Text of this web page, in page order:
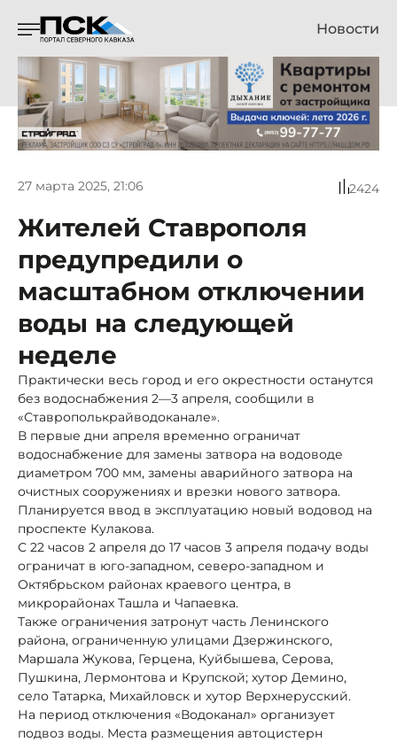
Новости
27 марта 2025, 21:06 2424
Жителей Ставрополя
предупредили о
масштабном отключении
воды на следующей
неделе
Практически весь город и его окрестности останутся
без водоснабжения 2—3 апреля, сообщили в
«Ставрополькрайводоканале».
В первые дни апреля временно ограничат
водоснабжение для замены затвора на водоводе
диаметром 700 мм, замены аварийного затвора на
очистных сооружениях и врезки нового затвора.
Планируется ввод в эксплуатацию новый водовод на
проспекте Кулакова.
С 22 часов 2 апреля до 17 часов 3 апреля подачу воды
ограничат в юго-западном, северо-западном и
Октябрьском районах краевого центра, в
микрорайонах Ташла и Чапаевка.
Также ограничения затронут часть Ленинского
района, ограниченную улицами Дзержинского,
Маршала Жукова, Герцена, Куйбышева, Серова,
Пушкина, Лермонтова и Крупской; хутор Демино,
село Татарка, Михайловск и хутор Верхнерусский.
На период отключения «Водоканал» организует
подвоз воды. Места размещения автоцистерн